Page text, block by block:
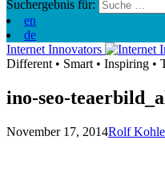
Suchergebnis für:
en
de
Internet Innovators
Different • Smart • Inspiring •
ino-seo-
November 17, 2014Rolf